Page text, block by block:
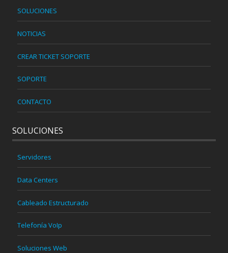
SOLUCIONES
NOTICIAS
CREAR TICKET SOPORTE
SOPORTE
CONTACTO
SOLUCIONES
Servidores
Data Centers
Cableado Estructurado
Telefonía VoIp
Soluciones Web